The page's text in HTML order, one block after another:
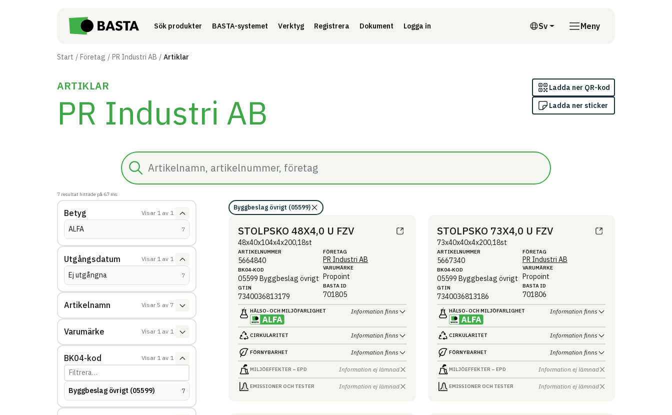
Sök produkter BASTA-systemet Verktyg Registrera Dokument Logga in Sv
Svenska
Meny
Start Företag PR Industri AB Artiklar
ARTIKLAR
PR Industri AB
Ladda ner QR-kod
Ladda ner sticker
Sök
7 resultat hittade på 67 ms.
Betyg Visar 1 av 1
ALFA (7träffar
Utgångsdatum Visar 1 av 1
Ej utgångna (7träffar
Artikelnamn Visar 5 av 7
Varumärke Visar 1 av 1
BK04-kod Visar 1 av 1
Byggbeslag övrigt (05599) (7träffar
Byggbeslag övrigt (05599)
STOLPSKO 48X4,0 U FZV
48x40x104x4x200,18st
ARTIKEL­NUMMER
5664840
BK04-KOD
05599 Byggbeslag övrigt
GTIN
7340036813179
FÖRETAG
PR Industri AB
VARUMÄRKE
Propoint
BASTA ID
701805
HÄLSO- OCH MILJÖ­FARLIGHET Information finns
CIRKULARITET Information finns
FÖRNYBARHET Information finns
MILJÖEFFEKTER – EPD Information ej lämnad
EMISSIONER OCH TESTER Information ej lämnad
STOLPSKO 73X4,0 U FZV
73x40x40x4x200,18st
ARTIKEL­NUMMER
5667340
BK04-KOD
05599 Byggbeslag övrigt
GTIN
7340036813186
FÖRETAG
PR Industri AB
VARUMÄRKE
Propoint
BASTA ID
701806
HÄLSO- OCH MILJÖ­FARLIGHET Information finns
CIRKULARITET Information finns
FÖRNYBARHET Information finns
MILJÖEFFEKTER – EPD Information ej lämnad
EMISSIONER OCH TESTER Information ej lämnad